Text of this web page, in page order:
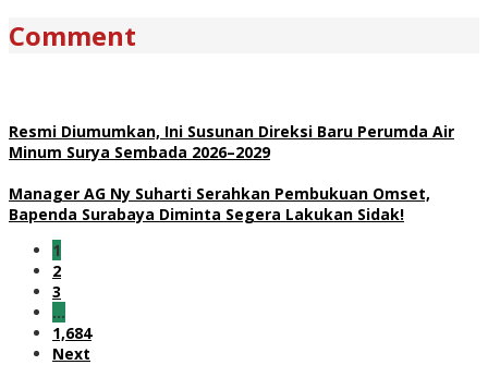
Comment
Resmi Diumumkan, Ini Susunan Direksi Baru Perumda Air
Minum Surya Sembada 2026–2029
Manager AG Ny Suharti Serahkan Pembukuan Omset,
Bapenda Surabaya Diminta Segera Lakukan Sidak!
1
2
3
…
1,684
Next